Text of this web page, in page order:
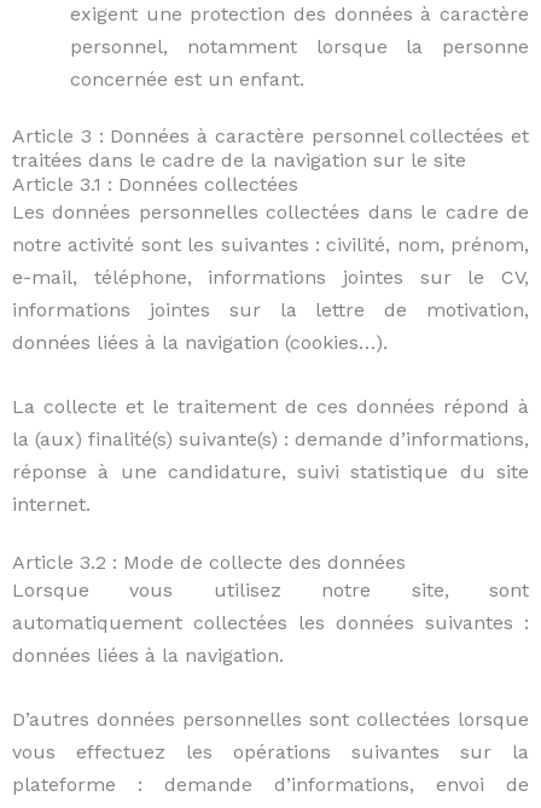
exigent une protection des données à caractère
personnel, notamment lorsque la personne
concernée est un enfant.
Article 3 : Données à caractère personnel collectées et
traitées dans le cadre de la navigation sur le site
Article 3.1 : Données collectées
Les données personnelles collectées dans le cadre de
notre activité sont les suivantes : civilité, nom, prénom,
e-mail, téléphone, informations jointes sur le CV,
informations jointes sur la lettre de motivation,
données liées à la navigation (cookies…).
La collecte et le traitement de ces données répond à
la (aux) finalité(s) suivante(s) : demande d’informations,
réponse à une candidature, suivi statistique du site
internet.
Article 3.2 : Mode de collecte des données
Lorsque vous utilisez notre site, sont
automatiquement collectées les données suivantes :
données liées à la navigation.
D’autres données personnelles sont collectées lorsque
vous effectuez les opérations suivantes sur la
plateforme : demande d’informations, envoi de